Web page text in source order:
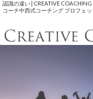
認識の違い | CREATIVE
コーチ中西式コーチング プロフェ